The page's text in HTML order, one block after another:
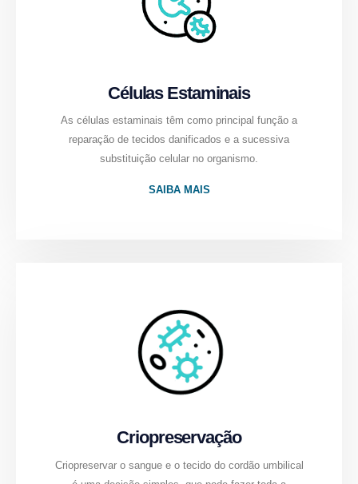
Células Estaminais
As células estaminais têm como principal função a
reparação de tecidos danificados e a sucessiva
substituição celular no organismo.
SAIBA MAIS
Criopreservação
Criopreservar o sangue e o tecido do cordão umbilical